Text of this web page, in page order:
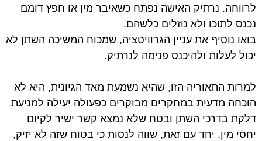
לרווחה. נרתיק האישה נפתח כשאיבר מין או חפץ דומם
נכנס לתוכו ולא נוזלים כלשהם.
בואו נוסיף את עניין הגרוויטציה, שמכוח המשיכה השתן לא
יכול לעלות ולהיכנס פנימה לנרתיק.
למרות התאוריה הזו, שהיא נשמעת מאד הגיונית, היא לא
הוכחה מדעית במחקרים מבוקרים כפעולה יעילה למניעת
דלקת בדרכי השתן ובטח שלא נמצא קשר ישיר לקיום
יחסי מין. יחד עם זאת, שווה לנסות כי בטוח שזה לא יזיק,